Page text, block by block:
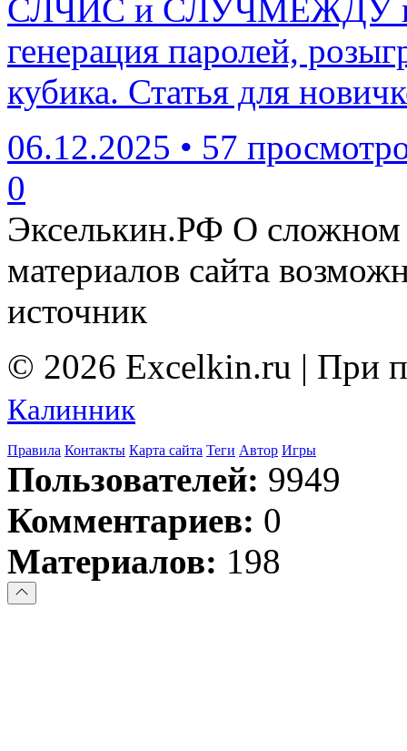
СЛЧИС и СЛУЧМЕЖДУ в
генерация паролей,
кубика. Статья для
06.12.2025 • 57
0
Экселькин.РФ О сложном
материалов сайта
источник
© 2026 Excelkin.ru | При
Калинник
Правила Контакты Карта сайта Теги Автор Игры
Пользователей: 9949
Комментариев: 0
Материалов: 198